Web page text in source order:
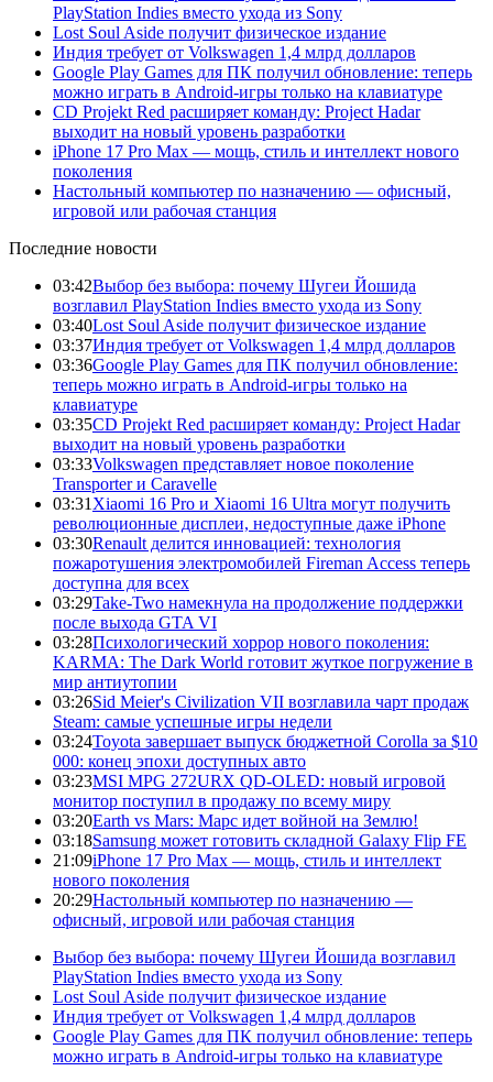
PlayStation Indies вместо ухода из Sony
Lost Soul Aside получит физическое издание
Индия требует от Volkswagen 1,4 млрд долларов
Google Play Games для ПК получил обновление: теперь
можно играть в Android-игры только на клавиатуре
CD Projekt Red расширяет команду: Project Hadar
выходит на новый уровень разработки
iPhone 17 Pro Max — мощь, стиль и интеллект нового
поколения
Настольный компьютер по назначению — офисный,
игровой или рабочая станция
Последние новости
03:42Выбор без выбора: почему Шугеи Йошида
возглавил PlayStation Indies вместо ухода из Sony
03:40Lost Soul Aside получит физическое издание
03:37Индия требует от Volkswagen 1,4 млрд долларов
03:36Google Play Games для ПК получил обновление:
теперь можно играть в Android-игры только на
клавиатуре
03:35CD Projekt Red расширяет команду: Project Hadar
выходит на новый уровень разработки
03:33Volkswagen представляет новое поколение
Transporter и Caravelle
03:31 Xiaomi 16 Pro и Xiaomi 16 Ultra могут получить
революционные дисплеи, недоступные даже iPhone
03:30Renault делится инновацией: технология
пожаротушения электромобилей Fireman Access теперь
доступна для всех
03:29Take-Two намекнула на продолжение поддержки
после выхода GTA VI
03:28Психологический хоррор нового поколения:
KARMA: The Dark World готовит жуткое погружение в
мир антиутопии
03:26Sid Meier's Civilization VII возглавила чарт продаж
Steam: самые успешные игры недели
03:24Toyota завершает выпуск бюджетной Corolla за $10
000: конец эпохи доступных авто
03:23MSI MPG 272URX QD-OLED: новый игровой
монитор поступил в продажу по всему миру
03:20Earth vs Mars: Марс идет войной на Землю!
03:18Samsung может готовить складной Galaxy Flip FE
21:09iPhone 17 Pro Max — мощь, стиль и интеллект
нового поколения
20:29Настольный компьютер по назначению —
офисный, игровой или рабочая станция
Выбор без выбора: почему Шугеи Йошида возглавил
PlayStation Indies вместо ухода из Sony
Lost Soul Aside получит физическое издание
Индия требует от Volkswagen 1,4 млрд долларов
Google Play Games для ПК получил обновление: теперь
можно играть в Android-игры только на клавиатуре